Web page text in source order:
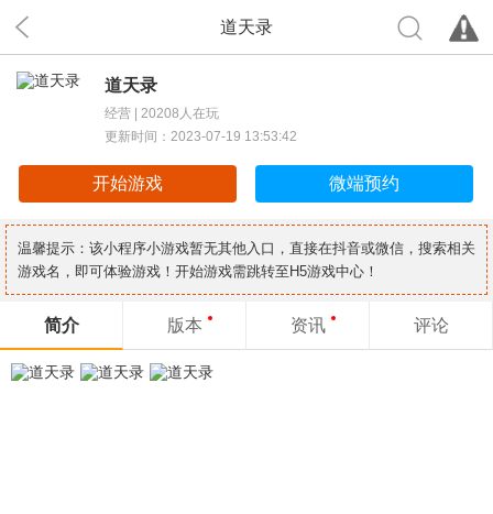
道天录
道天录
经营 | 20208人在玩
更新时间：2023-07-19 13:53:42
开始游戏 微端预约
温馨提示：该小程序小游戏暂无其他入口，直接在抖音或微信，搜索相关
游戏名，即可体验游戏！开始游戏需跳转至H5游戏中心！
简介 版本 资讯 评论